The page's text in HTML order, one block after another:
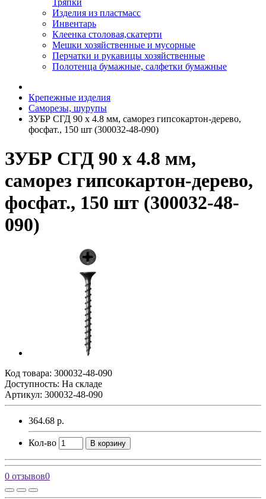
Тряпки
Изделия из пластмасс
Инвентарь
Клеенка столовая,скатерти
Мешки хозяйственные и мусорные
Перчатки и рукавицы хозяйственные
Полотенца бумажные, салфетки бумажные
Крепежные изделия
Саморезы, шурупы
ЗУБР СГД 90 x 4.8 мм, саморез гипсокартон-дерево,
фосфат., 150 шт (300032-48-090)
ЗУБР СГД 90 x 4.8 мм,
саморез гипсокартон-дерево,
фосфат., 150 шт (300032-48-
090)
Код товара: 300032-48-090
Доступность: На складе
Артикул: 300032-48-090
364.68 р.
Кол-во В корзину
0 отзывов0